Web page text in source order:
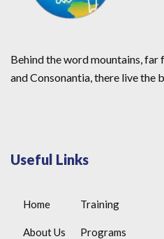
Behind the word mountains,
and Consonantia, there live the
Useful Links
Home
About Us
Training
Programs